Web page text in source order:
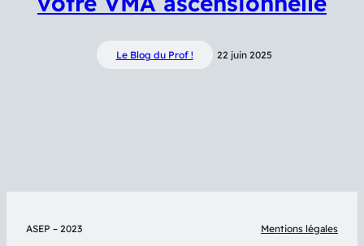
Le Blog du Prof ! 22 juin 2025
ASEP – 2023 Mentions légales